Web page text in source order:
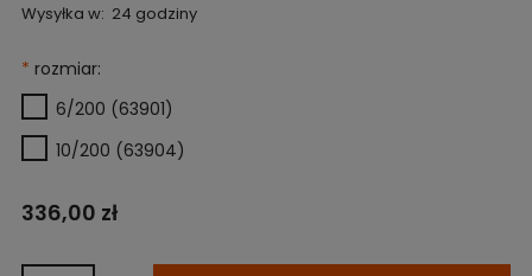
Wysyłka w: 24 godziny
* rozmiar:
6/200 (63901)
10/200 (63904)
336,00 zł